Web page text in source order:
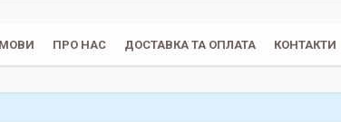
ПРО НАС ДОСТАВКА ТА ОПЛАТА КОНТАКТИ